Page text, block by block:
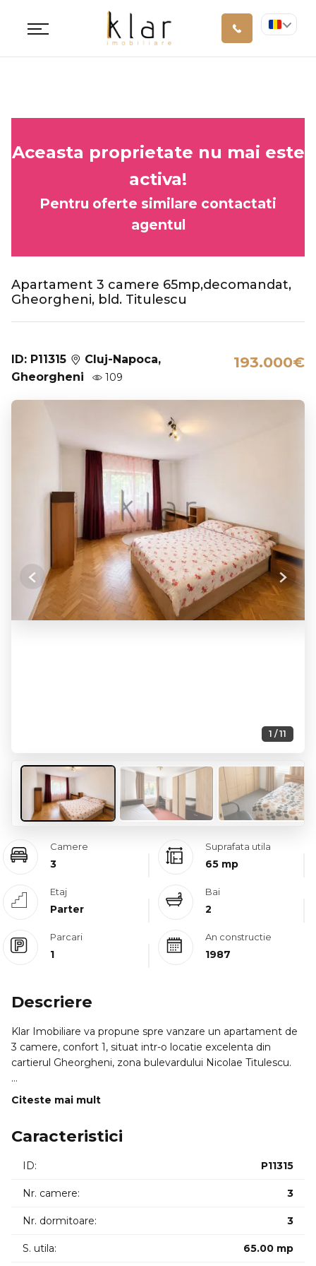
Aceasta proprietate nu mai este
activa!
Pentru oferte similare contactati
agentul
Apartament 3 camere 65mp,decomandat,
Gheorgheni, bld. Titulescu
ID: P11315
Cluj-Napoca,
Gheorgheni
109
193.000€
1 / 11
Previous Next
Camere
3
Suprafata utila
65 mp
Etaj
Parter
Bai
2
Parcari
1
An constructie
1987
Descriere
Klar Imobiliare va propune spre vanzare un apartament de
3 camere, confort 1, situat intr-o locatie excelenta din
cartierul Gheorgheni, zona bulevardului Nicolae Titulescu.
PROFILUL CUMPARATORULUI IDEAL:
dar si investitorilor pentru randament imediat, avand deja
cei care apreciaza o compartimentare practica si
proximitatea fata de principalele puncte de interes din
Proprietatea este pozitionata strategic, oferind acces rapid
Citeste mai mult
Caracteristici
ID: P11315
Nr. camere: 3
Nr. dormitoare: 3
S. utila: 65.00 mp